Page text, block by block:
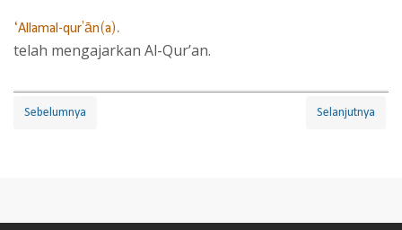
‘Allamal-qur'ān(a).
telah mengajarkan Al-Qur’an.
Sebelumnya Selanjutnya